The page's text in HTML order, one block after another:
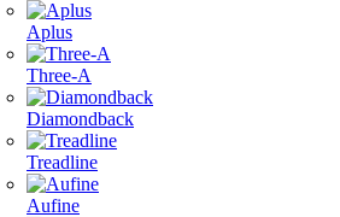
Aplus
Three-A
Diamondback
Treadline
Aufine